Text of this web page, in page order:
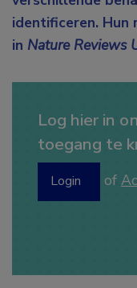
identificeren. Hun
in Nature Reviews
Log hier in
toegang te
Login of